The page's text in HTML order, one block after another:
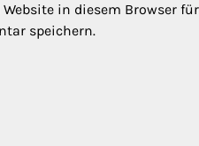
in diesem Browser für
speichern.